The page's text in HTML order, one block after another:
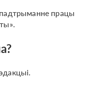
працы